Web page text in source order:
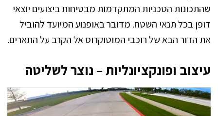
שהתכונות הטכניות המתקדמות מבטיחות ביצועים יוצאי
דופן בכל תנאי השטח. מדובר באופנוע המיועד להוביל
את הדור הבא של רוכבי המוטוקרוס אל הקרב על התארים.
עיצוב ופונקציונליות – נוצר לשליטה